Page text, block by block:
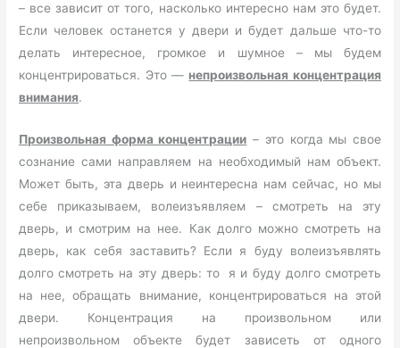
– все зависит от того, насколько интересно нам это будет.
Если человек останется у двери и будет дальше что-то
делать интересное, громкое и шумное – мы будем
концентрироваться. Это — непроизвольная концентрация
внимания.
Произвольная форма концентрации – это когда мы свое
сознание сами направляем на необходимый нам объект.
Может быть, эта дверь и неинтересна нам сейчас, но мы
себе приказываем, волеизъявляем – смотреть на эту
дверь, и смотрим на нее. Как долго можно смотреть на
дверь, как себя заставить? Если я буду волеизъявлять
долго смотреть на эту дверь: то я и буду долго смотреть
на нее, обращать внимание, концентрироваться на этой
двери. Концентрация на произвольном или
непроизвольном объекте будет зависеть от одного